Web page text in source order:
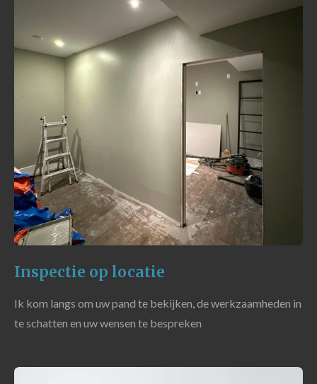
Inspectie op locatie
Ik kom langs om uw pand te bekijken, de werkzaamheden in
te schatten en uw wensen te bespreken